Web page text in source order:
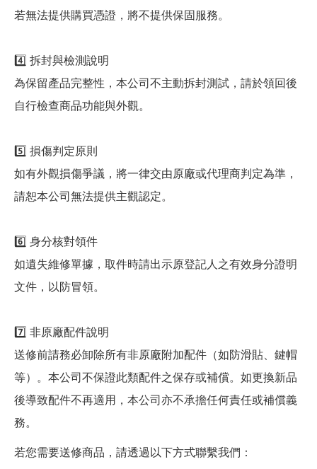
若無法提供購買憑證，將不提供保固服務。
4️⃣ 拆封與檢測說明
為保留產品完整性，本公司不主動拆封測試，請於領回後
自行檢查商品功能與外觀。
5️⃣ 損傷判定原則
如有外觀損傷爭議，將一律交由原廠或代理商判定為準，
請恕本公司無法提供主觀認定。
6️⃣ 身分核對領件
如遺失維修單據，取件時請出示原登記人之有效身分證明
文件，以防冒領。
7️⃣ 非原廠配件說明
送修前請務必卸除所有非原廠附加配件（如防滑貼、鍵帽
等）。本公司不保證此類配件之保存或補償。如更換新品
後導致配件不再適用，本公司亦不承擔任何責任或補償義
務。
若您需要送修商品，請透過以下方式聯繫我們：